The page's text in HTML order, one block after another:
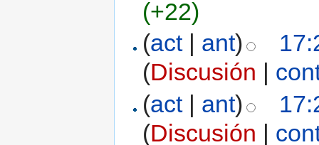
(+22)
(act| ant)
(Discusión |
(act| ant)
(Discusión |